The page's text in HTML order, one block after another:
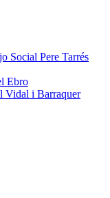
Social Pere Tarrés
Ebro
Vidal i Barraquer